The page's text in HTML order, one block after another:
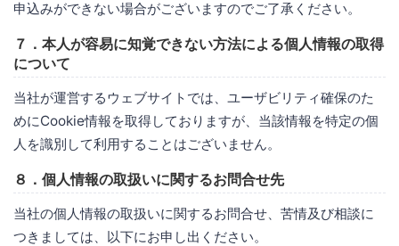
申込みができない場合がございますのでご了承ください。
７．本人が容易に知覚できない方法による個人情報の取得
について
当社が運営するウェブサイトでは、ユーザビリティ確保のた
めにCookie情報を取得しておりますが、当該情報を特定の個
人を識別して利用することはございません。
８．個人情報の取扱いに関するお問合せ先
当社の個人情報の取扱いに関するお問合せ、苦情及び相談に
つきましては、以下にお申し出ください。